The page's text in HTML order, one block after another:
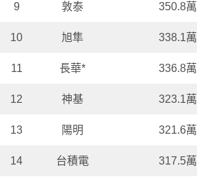
9 敦泰 350.8萬
10 旭隼 338.1萬
11 長華* 336.8萬
12 神基 323.1萬
13 陽明 321.6萬
14 台積電 317.5萬